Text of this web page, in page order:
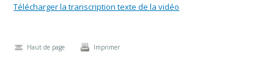
Télécharger la transcription texte de la vidéo
Haut de page Imprimer